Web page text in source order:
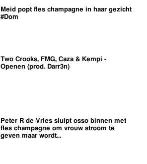
Meid popt fles champagne in haar gezicht
#Dom
Two Crooks, FMG, Caza & Kempi -
Openen (prod. Darr3n)
Peter R de Vries sluipt osso binnen met
fles champagne om vrouw stroom te
geven maar wordt…